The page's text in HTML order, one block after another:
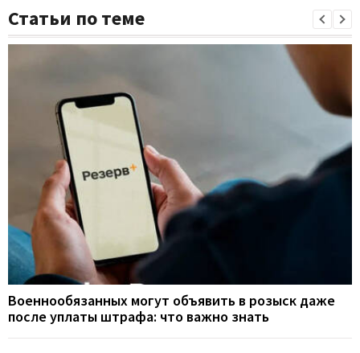
Статьи по теме
Военнообязанных могут объявить в розыск даже
после уплаты штрафа: что важно знать